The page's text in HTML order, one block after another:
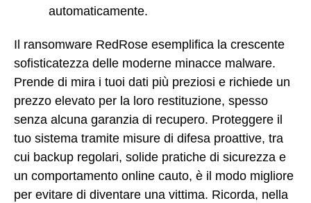
automaticamente.
Il ransomware RedRose esemplifica la crescente
sofisticatezza delle moderne minacce malware.
Prende di mira i tuoi dati più preziosi e richiede un
prezzo elevato per la loro restituzione, spesso
senza alcuna garanzia di recupero. Proteggere il
tuo sistema tramite misure di difesa proattive, tra
cui backup regolari, solide pratiche di sicurezza e
un comportamento online cauto, è il modo migliore
per evitare di diventare una vittima. Ricorda, nella